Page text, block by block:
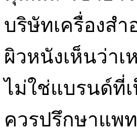
บริษัทเครื่องส
ผิวหนังเห็นว่า
ไม่ใช่แบรนด์ที่
ควรปรึกษาแพ